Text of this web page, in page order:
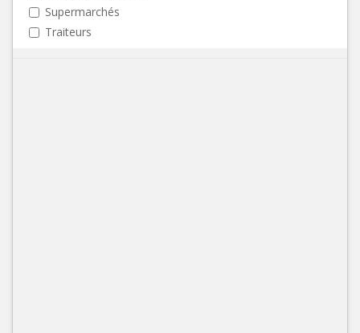
Supermarchés
Traiteurs